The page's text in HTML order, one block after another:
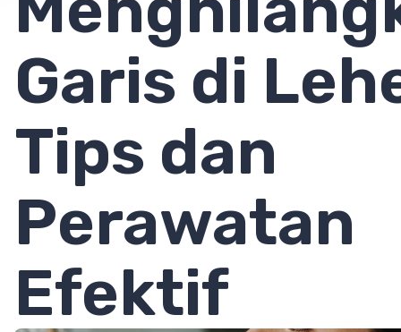
Garis di
Tips dan
Perawatan
Efektif